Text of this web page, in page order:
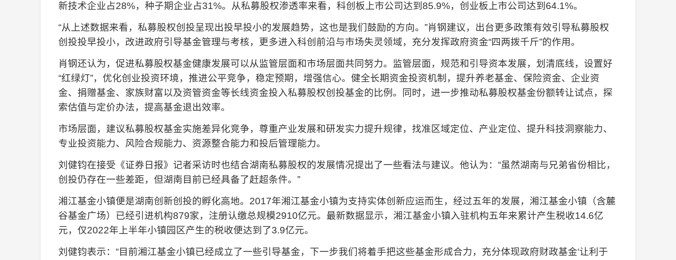
新技术企业占28%，种子期企业占31%。从私募股权渗透率来看，科创板上市公司达到85.9%，创业板上市公司达到64.1%。
“从上述数据来看，私募股权创投呈现出投早投小的发展趋势，这也是我们鼓励的方向。”肖钢建议，出台更多政策有效引导私募股权
创投投早投小，改进政府引导基金管理与考核，更多进入科创前沿与市场失灵领域，充分发挥政府资金“四两拨千斤”的作用。
肖钢还认为，促进私募股权基金健康发展可以从监管层面和市场层面共同努力。监管层面，规范和引导资本发展，划清底线，设置好
“红绿灯”，优化创业投资环境，推进公平竞争，稳定预期，增强信心。健全长期资金投资机制，提升养老基金、保险资金、企业资
金、捐赠基金、家族财富以及资管资金等长线资金投入私募股权创投基金的比例。同时，进一步推动私募股权基金份额转让试点，探
索估值与定价办法，提高基金退出效率。
市场层面，建议私募股权基金实施差异化竞争，尊重产业发展和研发实力提升规律，找准区域定位、产业定位、提升科技洞察能力、
专业投资能力、风险合规能力、资源整合能力和投后管理能力。
刘健钧在接受《证券日报》记者采访时也结合湖南私募股权的发展情况提出了一些看法与建议。他认为：“虽然湖南与兄弟省份相比，
创投仍存在一些差距，但湖南目前已经具备了赶超条件。”
湘江基金小镇便是湖南创新创投的孵化高地。2017年湘江基金小镇为支持实体创新应运而生，经过五年的发展，湘江基金小镇（含麓
谷基金广场）已经引进机构879家，注册认缴总规模2910亿元。最新数据显示，湘江基金小镇入驻机构五年来累计产生税收14.6亿
元，仅2022年上半年小镇园区产生的税收便达到了3.9亿元。
刘健钧表示：“目前湘江基金小镇已经成立了一些引导基金，下一步我们将着手把这些基金形成合力，充分体现政府财政基金‘让利于